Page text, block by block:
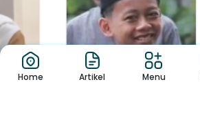
Home Artikel Menu